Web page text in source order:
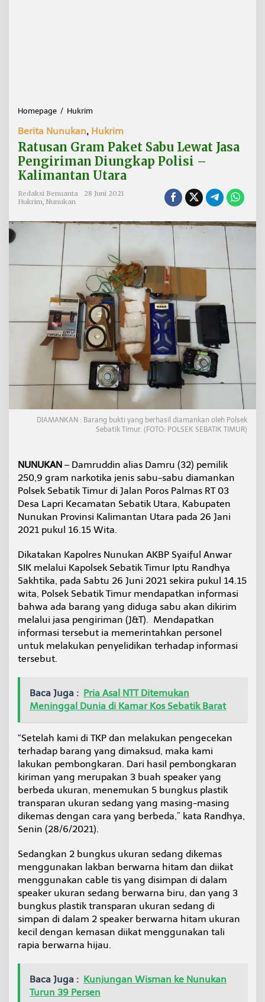
Homepage / Hukrim
t
u
s
a
n
r
P
a
b
u
L
e
w
t
a
a
P
e
i
i
m
a
n
D
n
g
k
a
P
o
l
i
a
l
a
n
a
n
U
t
a
r
a
Berita Nunukan, Hukrim
Ratusan Gram Paket Sabu Lewat Jasa
Pengiriman Diungkap Polisi –
Kalimantan Utara
Redaksi Benuanta
28 Juni 2021
Hukrim Nunukan
DIAMANKAN : Barang bukti yang berhasil diamankan oleh Polsek
Sebatik Timur. (FOTO: POLSEK SEBATIK TIMUR)
NUNUKAN – Damruddin alias Damru (32) pemilik
250,9 gram narkotika jenis sabu-sabu diamankan
Polsek Sebatik Timur di Jalan Poros Palmas RT 03
Desa Lapri Kecamatan Sebatik Utara, Kabupaten
Nunukan Provinsi Kalimantan Utara pada 26 Jani
2021 pukul 16.15 Wita.
Dikatakan Kapolres Nunukan AKBP Syaiful Anwar
SIK melalui Kapolsek Sebatik Timur Iptu Randhya
Sakhtika, pada Sabtu 26 Juni 2021 sekira pukul 14.15
wita, Polsek Sebatik Timur mendapatkan informasi
bahwa ada barang yang diduga sabu akan dikirim
melalui jasa pengiriman (J&T). Mendapatkan
informasi tersebut ia memerintahkan personel
untuk melakukan penyelidikan terhadap informasi
tersebut.
Baca Juga : Pria Asal NTT Ditemukan
Meninggal Dunia di Kamar Kos Sebatik Barat
“Setelah kami di TKP dan melakukan pengecekan
terhadap barang yang dimaksud, maka kami
lakukan pembongkaran. Dari hasil pembongkaran
kiriman yang merupakan 3 buah speaker yang
berbeda ukuran, menemukan 5 bungkus plastik
transparan ukuran sedang yang masing-masing
dikemas dengan cara yang berbeda,” kata Randhya,
Senin (28/6/2021).
Sedangkan 2 bungkus ukuran sedang dikemas
menggunakan lakban berwarna hitam dan diikat
menggunakan cable tis yang disimpan di dalam
speaker ukuran sedang berwarna biru, dan yang 3
bungkus plastik transparan ukuran sedang di
simpan di dalam 2 speaker berwarna hitam ukuran
kecil dengan kemasan diikat menggunakan tali
rapia berwarna hijau.
Baca Juga : Kunjungan Wisman ke Nunukan
Turun 39 Persen